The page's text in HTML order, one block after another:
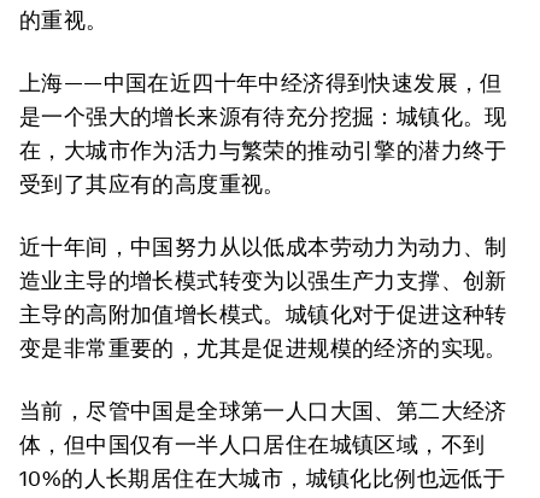
的重视。
上海——中国在近四十年中经济得到快速发展，但
是一个强大的增长来源有待充分挖掘：城镇化。现
在，大城市作为活力与繁荣的推动引擎的潜力终于
受到了其应有的高度重视。
近十年间，中国努力从以低成本劳动力为动力、制
造业主导的增长模式转变为以强生产力支撑、创新
主导的高附加值增长模式。城镇化对于促进这种转
变是非常重要的，尤其是促进规模的经济的实现。
当前，尽管中国是全球第一人口大国、第二大经济
体，但中国仅有一半人口居住在城镇区域，不到
10%的人长期居住在大城市，城镇化比例也远低于